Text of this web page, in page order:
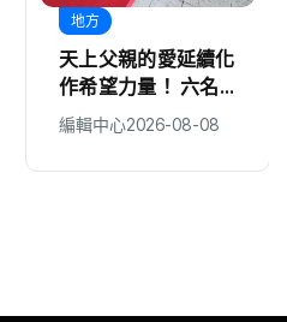
地方
天上父親的愛延續化
作希望力量！ 六名
子女捐贈家扶「南投
映全號」延續善的循
環
編輯中心2026-08-08